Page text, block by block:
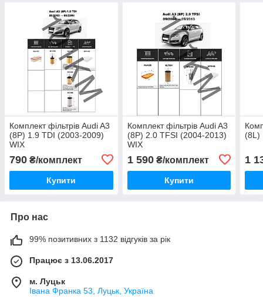
Комплект фільтрів Audi A3
(8P) 1.9 TDI (2003-2009)
WIX
790 ₴/комплект
Купити
Комплект фільтрів Audi A3
(8P) 2.0 TFSI (2004-2013)
WIX
1 590₴/комплект
Купити
(8L)
1
Про нас
99% позитивних з 1132 відгуків за рік
Працює з 13.06.2017
м. Луцьк
Івана Франка 53, Луцьк, Україна